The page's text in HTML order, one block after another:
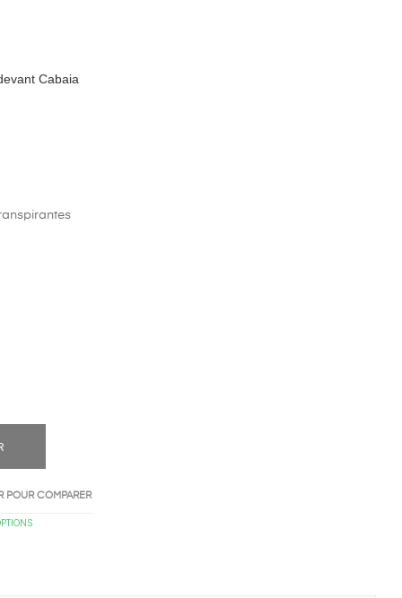
Cabaia
POUR COMPARER